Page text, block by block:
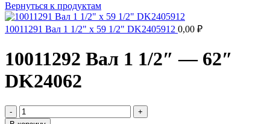
Вернуться к продуктам
10011291 Вал 1 1/2" х 59 1/2" DK2405912 0,00 ₽
10011292 Вал 1 1/2″ — 62″
DK24062
Количество
товара